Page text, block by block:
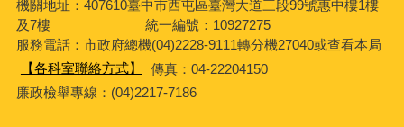
機關地址：407610臺中市西屯區臺灣大道三段99號惠中樓1樓
及7樓 統一編號：10927275
服務電話：市政府總機(04)2228-9111轉分機27040或查看本局
【各科室聯絡方式】
傳真：04-22204150
廉政檢舉專線：(04)2217-7186